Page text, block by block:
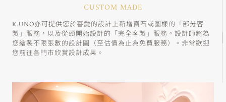
CUSTOM MADE
K.UNO亦可提供您於喜愛的設計上新增寶石或圖樣的「部分客
製」服務，以及從頭開始設計的「完全客製」服務。設計師將為
您繪製不限張數的設計圖（至估價為止為免費服務）。非常歡迎
您前往各門市欣賞設計成果。